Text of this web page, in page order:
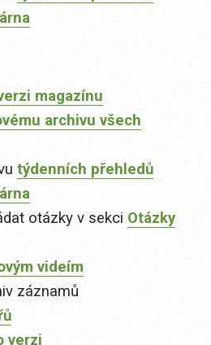
magazínu
archivu všech
týdenních přehledů
otázky v sekci Otázky
videím
záznamů
verzi